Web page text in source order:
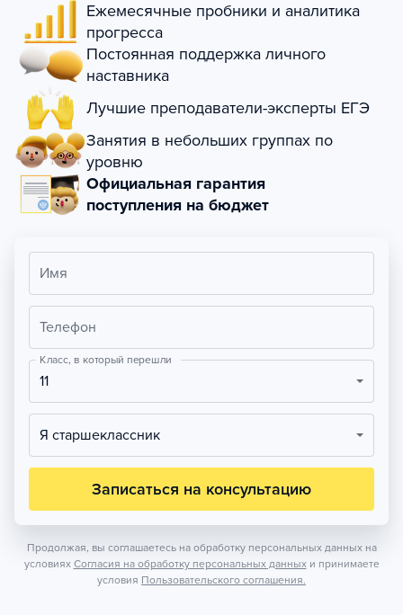
Ежемесячные пробники и аналитика
прогресса
Постоянная поддержка личного
наставника
Лучшие преподаватели-эксперты ЕГЭ
Занятия в небольших группах по
уровню
Официальная гарантия
поступления на бюджет
Имя
Телефон
Класс, в который перешли
11
Я старшеклассник
Записаться на консультацию
Продолжая, вы соглашаетесь на обработку персональных данных на
условиях Согласия на обработку персональных данных и принимаете
условия Пользовательского соглашения.